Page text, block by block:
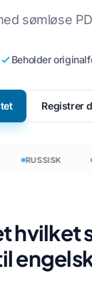
sømløse
Beholder
Registrer
RUSSISK
hvilket